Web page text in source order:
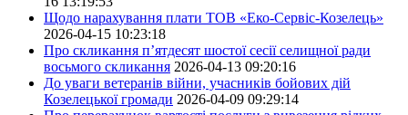
Щодо нарахування плати ТОВ «Еко-Сервіс-Козелець»
2026-04-15 10:23:18
Про скликання п’ятдесят шостої сесії селищної ради
восьмого скликання 2026-04-13 09:20:16
До уваги ветеранів війни, учасників бойових дій
Козелецької громади 2026-04-09 09:29:14